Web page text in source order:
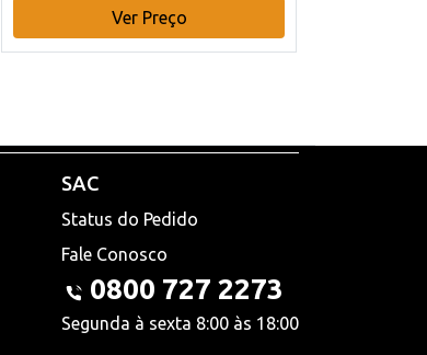
Ver Preço
SAC
Status do Pedido
Fale Conosco
0800 727 2273
Segunda à sexta 8:00 às 18:00